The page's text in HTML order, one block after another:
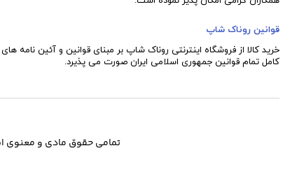
قوانین روناک شاپ
خرید کالا از فروشگاه اینترنتی روناک شاپ بر مبنای قوانین و آئین نامه
کامل تمام قوانین جمهوری اسلامی ایران صورت می پذیرد.
تمامی حقوق مادی و معنوی